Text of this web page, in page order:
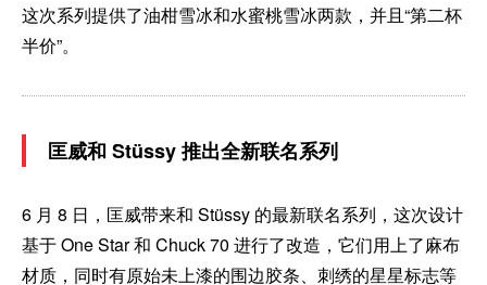
这次系列提供了油柑雪冰和水蜜桃雪冰两款，并且“第二杯
半价”。
匡威和 Stüssy 推出全新联名系列
6 月 8 日，匡威带来和 Stüssy 的最新联名系列，这次设计
基于 One Star 和 Chuck 70 进行了改造，它们用上了麻布
材质，同时有原始未上漆的围边胶条、刺绣的星星标志等